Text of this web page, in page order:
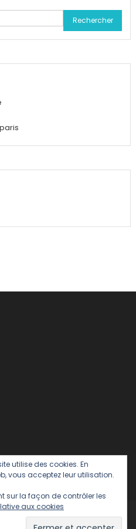
Rechercher :
Contact rédaction romainparis
Glotin|Theme: Color Blog by
utilise des cookies. En
vous acceptez leur utilisation.
sur la façon de contrôler les
aux cookies